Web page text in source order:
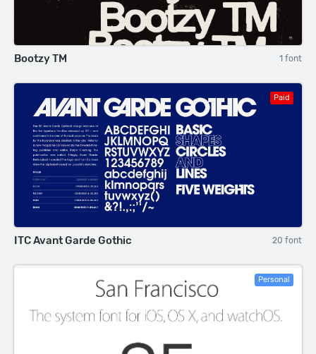
Bootzy TM 1 font
Paid
ITC Avant Garde Gothic 20 font
Personal